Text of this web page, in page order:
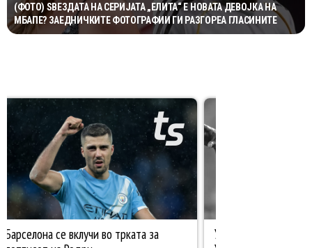
(ФОТО) ЅВЕЗДАТА НА СЕРИЈАТА „ЕЛИТА“ Е НОВАТА ДЕВОЈКА НА
МБАПЕ? ЗАЕДНИЧКИТЕ ФОТОГРАФИИ ГИ РАЗГОРЕА ГЛАСИНИТЕ